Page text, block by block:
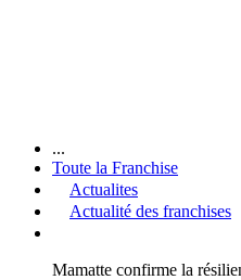
...
Toute la Franchise
Actualites
Actualité des franchises
Mamatte confirme la